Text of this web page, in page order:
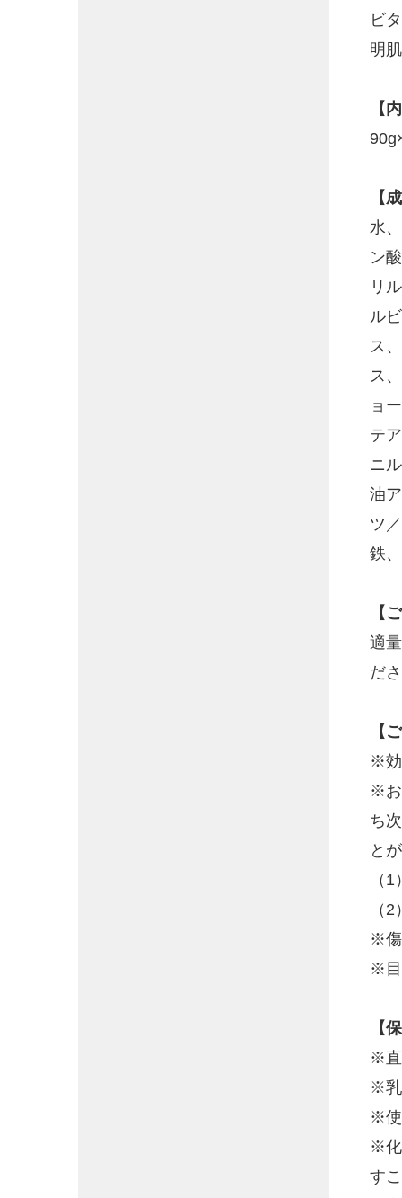
ビ
明
【
【
水
ン
リ
ル
ス
ス
ョ
テ
ニ
油
ツ
鉄
【
適
だ
【
※効
※お
ち
と
（
（
※傷
※目
【
※直
※乳
※使
※化
す